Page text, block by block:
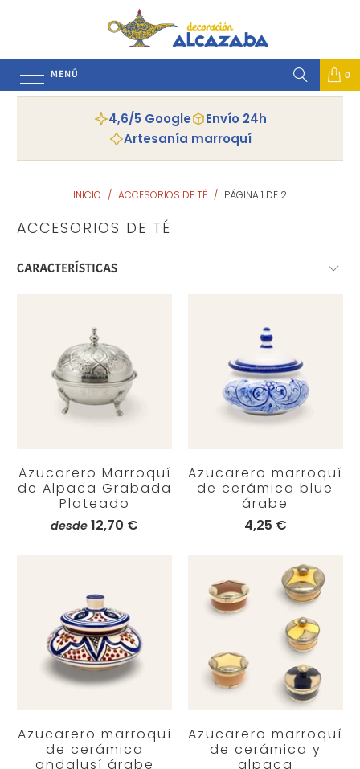
MENÚ 0
4,6/5 Google
Envío 24h
Artesanía marroquí
INICIO / ACCESORIOS DE TÉ / PÁGINA 1 DE 2
ACCESORIOS DE TÉ
Azucarero Marroquí
de Alpaca Grabada
Plateado
desde 12,70 €
Azucarero marroquí
de cerámica blue
árabe
4,25 €
Azucarero marroquí
de cerámica
andalusí árabe
Azucarero marroquí
de cerámica y
alpaca